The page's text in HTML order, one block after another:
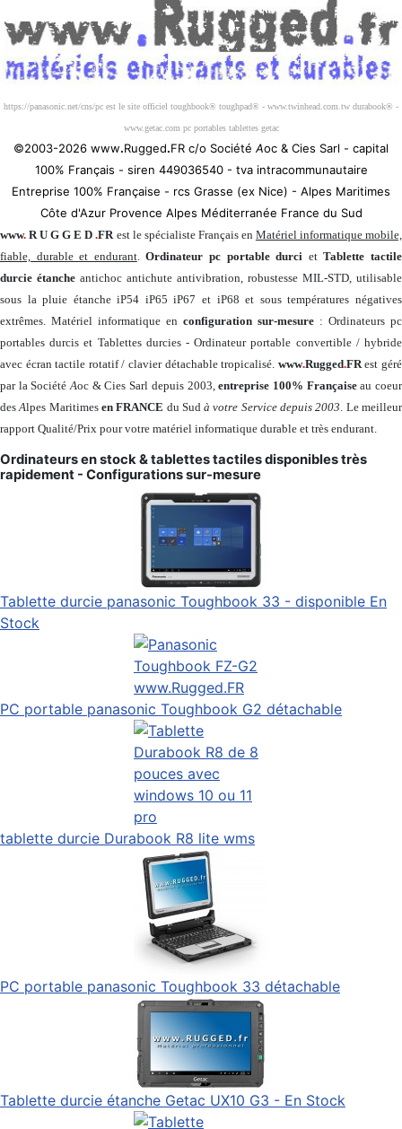
https://panasonic.net/cns/pc est le site officiel toughbook® toughpad® - www.twinhead.com.tw durabook® -
www.getac.com pc portables tablettes getac
©2003-2026 www.Rugged.FR c/o Société Aoc & Cies Sarl - capital
100% Français - siren 449036540 - tva intracommunautaire
Entreprise 100% Française - rcs Grasse (ex Nice) - Alpes Maritimes
Côte d'Azur Provence Alpes Méditerranée France du Sud
www. R U G G E D.FRest le spécialiste Français en Matériel informatique mobile,
fiable, durable et endurant.Ordinateur pc portable durci etTablette tactile
durcie étanche antichoc antichute antivibration, robustesse MIL-STD, utilisable
sous la pluie étanche iP54 iP65 iP67 et iP68 et sous températures négatives
extrêmes. Matériel informatique en configuration sur-mesure : Ordinateurs pc
portables durcis et Tablettes durcies - Ordinateur portable convertible / hybride
avec écran tactile rotatif / clavier détachable tropicalisé. www.Rugged.FRest géré
par la SociétéAoc & Cies Sarl depuis 2003,entreprise 100% Françaiseau coeur
desAlpes Maritimes en FRANCE du Sudà votre Service depuis 2003. Le meilleur
rapport Qualité/Prix pour votre matériel informatique durable et très endurant.
Ordinateurs en stock & tablettes tactiles disponibles très
rapidement - Configurations sur-mesure
Tablette durcie panasonic Toughbook 33 - disponible En
Stock
PC portable panasonic Toughbook G2 détachable
tablette durcie Durabook R8 lite wms
PC portable panasonic Toughbook 33 détachable
Tablette durcie étanche Getac UX10 G3 - En Stock